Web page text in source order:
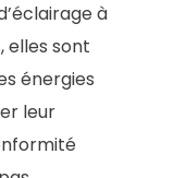
à
elles sont
énergies
leur